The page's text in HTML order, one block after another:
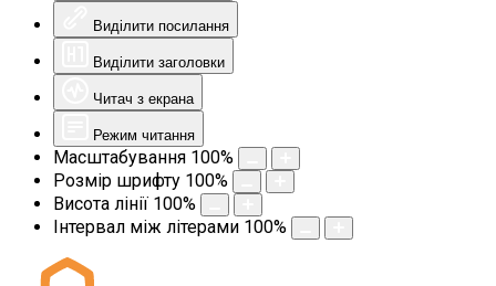
Виділити посилання
Виділити заголовки
Читач з екрана
Режим читання
Масштабування 100%
Розмір шрифту 100%
Висота лінії 100%
Інтервал між літерами 100%